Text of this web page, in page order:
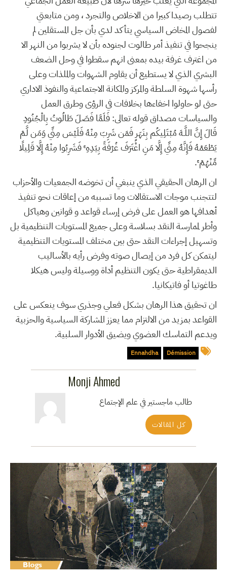
تتطلب رصيدا كبيرا من الاخلاص والتجرد ، ومن متابعتي
لفصول المخاض السياسي يتأكد لدي بأن جل المستقلين لم
ينجحوا في تنفيذ أمر طالوت لجنوده بأن لا يشربوا من النهر الا
من اغترف غرفة بيده بمعنى انهم سقطوا في وحل الضعف
البشري الذي لا يستطيع أن يقاوم الشهوات والملذات وعلى
رأسها شهوة السلطة والمركز والمكانة الاجتماعية والنفوذ الاداري
حتى لو حاولوا اخفاءها بخلافات في الرؤى وطرق العمل
والسياسات مصداق قوله تعالى: فَلَمَّا فَصَلَ طَالُوتُ بِالْجُنُودِ
قَالَ إِنَّ اللَّـهَ مُبْتَلِيكُم بِنَهَرٍ فَمَن شَرِبَ مِنْهُ فَلَيْسَ مِنِّي وَمَن لَّمْ
يَطْعَمْهُ فَإِنَّهُ مِنِّي إِلَّا مَنِ اغْتَرَفَ غُرْفَةً بِيَدِهِ ۚ فَشَرِبُوا مِنْهُ إِلَّا قَلِيلًا
مِّنْهُمْ ۚ.
ان الرهان الحقيقي الذي ينبغي أن تخوضه الجمعيات والأحزاب
لتتجنب موجات الاستقالات وما تسببه من إعاقات نحو تنفيذ
أهدافها هو العمل على فرض إرساء قواعد و قوانين وهياكل
وأطر لممارسة النقد بسلاسة وعلى جميع المستويات التنظيمية بل
وتسهيل إجراءات النقد حتى بين مختلف المستويات التنظيمية
ليتمكن كل فرد من إيصال صوته وفرض رأيه بالأساليب
الديمقراطية حتى يكون التنظيم أداة ووسيلة وليس هيكلا
طاغوتيا أو فاتيكانيا.
ان تحقيق هذا الرهان بشكل فعلي وجذري سوف ينعكس على
القواعد بمزيد من الالتزام مما يعزز المشاركة السياسية والحزبية
ويدعم التماسك العضوي ويضيق الأدوار السلبية.
Démission
Ennahdha
Monji Ahmed
طالب ماجستير في علم الإجتماع
كل المقالات